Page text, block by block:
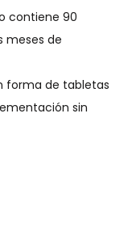
contiene 90
meses de
forma de tabletas
sin